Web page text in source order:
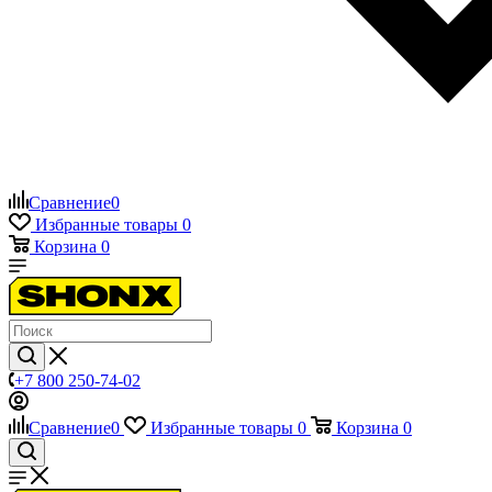
Сравнение0
Избранные товары 0
Корзина 0
+7 800 250-74-02
Сравнение0 Избранные товары 0 Корзина 0